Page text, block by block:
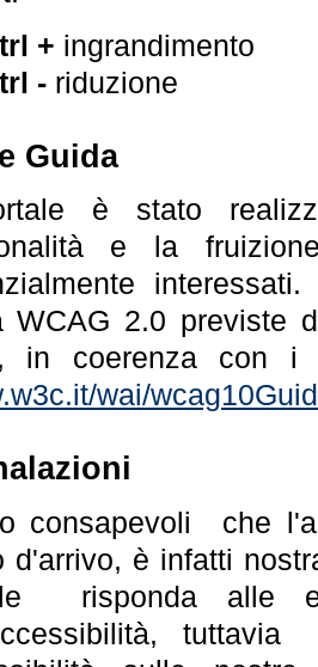
+ ingrandimento
-riduzione
Guida
è stato
e la
WCAG 2.0 previste
in coerenza con i
wai/
consapevoli che
d'arrivo, è infatti
risponda alle